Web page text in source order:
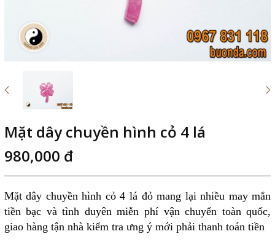
Mặt dây chuyền hình cỏ 4 lá
980,000 đ
Mặt dây chuyền hình cỏ 4 lá đỏ mang lại nhiều may mắn
tiền bạc và tình duyên miễn phí vận chuyển toàn quốc,
giao hàng tận nhà kiểm tra ưng ý mới phải thanh toán tiền